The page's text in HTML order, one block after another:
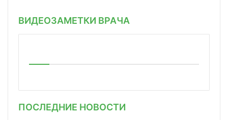
ВИДЕОЗАМЕТКИ ВРАЧА
ПОСЛЕДНИЕ НОВОСТИ